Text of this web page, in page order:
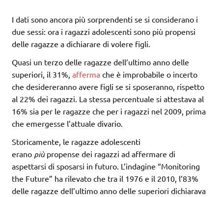
I dati sono ancora più sorprendenti se si considerano i
due sessi: ora i ragazzi adolescenti sono più propensi
delle ragazze a dichiarare di volere figli.
Quasi un terzo delle ragazze dell’ultimo anno delle
superiori, il 31%, afferma che è improbabile o incerto
che desidereranno avere figli se si sposeranno, rispetto
al 22% dei ragazzi. La stessa percentuale si attestava al
16% sia per le ragazze che per i ragazzi nel 2009, prima
che emergesse l’attuale divario.
Storicamente, le ragazze adolescenti
erano piùpropense dei ragazzi ad affermare di
aspettarsi di sposarsi in futuro. L’indagine “Monitoring
the Future” ha rilevato che tra il 1976 e il 2010, l’83%
delle ragazze dell’ultimo anno delle superiori dichiarava